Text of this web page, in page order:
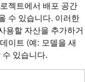
젝트에서 배포 공간
수 있습니다. 이러한
용할 자산을 추가하거
이트 (예: 모델을 새
있습니다.